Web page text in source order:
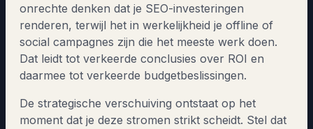
onrechte denken dat je SEO-investeringen
renderen, terwijl het in werkelijkheid je offline of
social campagnes zijn die het meeste werk doen.
Dat leidt tot verkeerde conclusies over ROI en
daarmee tot verkeerde budgetbeslissingen.
De strategische verschuiving ontstaat op het
moment dat je deze stromen strikt scheidt. Stel dat